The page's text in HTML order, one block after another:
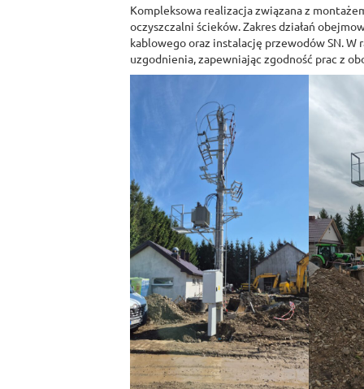
Kompleksowa realizacja związana z
oczyszczalni ścieków. Zakres działań
kablowego oraz instalację przewodów SN.
uzgodnienia, zapewniając zgodność prac z